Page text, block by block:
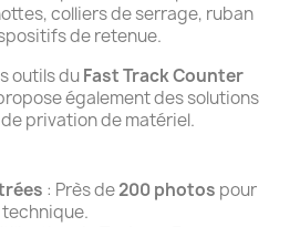
colliers de serrage, ruban
de retenue.
outils duFast Track Counter
également des solutions
privation de matériel.
: Près de200 photos pour